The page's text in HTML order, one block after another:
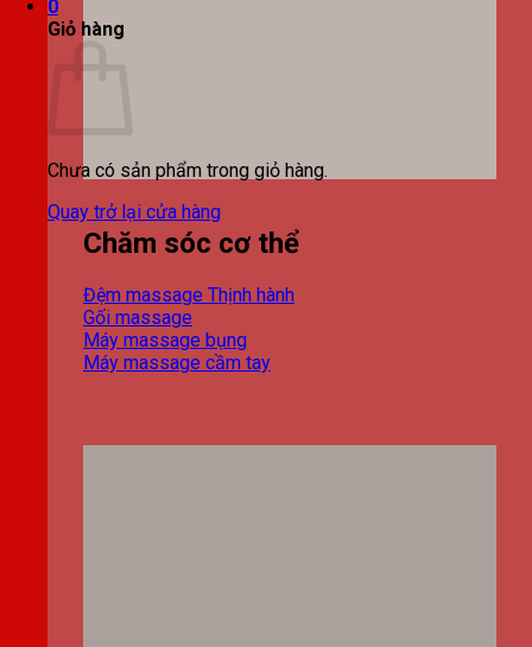
0
Giỏ hàng
Chưa có sản phẩm trong giỏ hàng.
Quay trở lại cửa hàng
Chăm sóc cơ thể
Đệm massage
Gối massage
Máy massage bụng
Máy massage cầm tay